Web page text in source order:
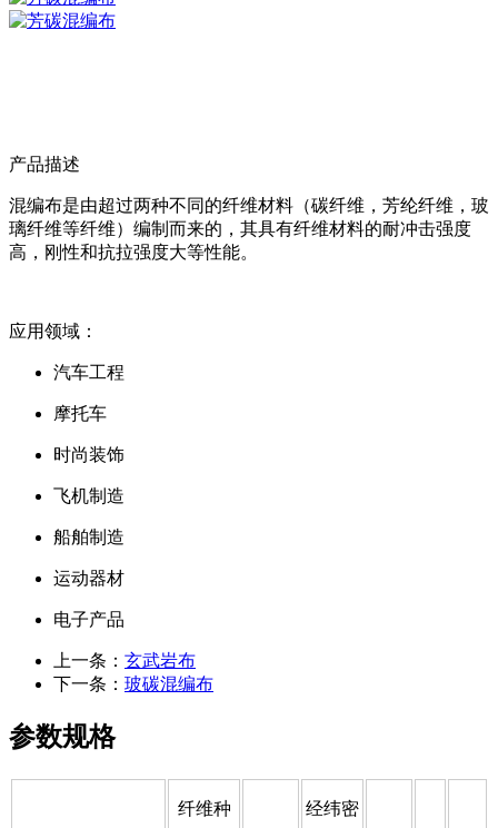
产品描述
混编布是由超过两种不同的纤维材料（碳纤维，芳纶纤维，玻
璃纤维等纤维）编制而来的，其具有纤维材料的耐冲击强度
高，刚性和抗拉强度大等性能。
应用领域：
汽车工程
摩托车
时尚装饰
飞机制造
船舶制造
运动器材
电子产品
上一条： 玄武岩布
下一条： 玻碳混编布
参数规格
纤维种 经纬密